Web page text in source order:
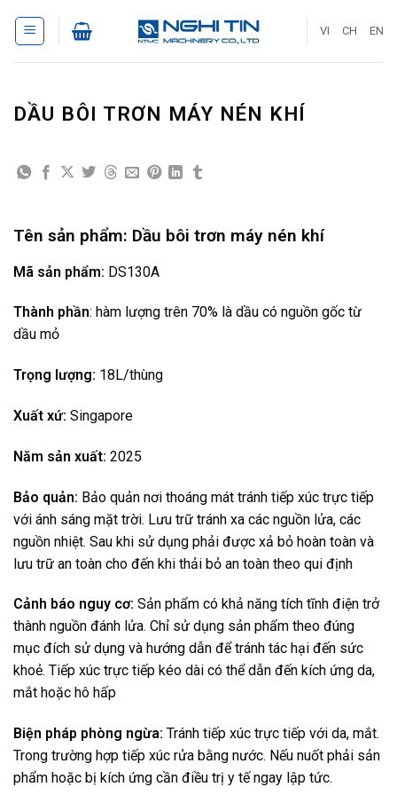
VI CH EN
DẦU BÔI TRƠN MÁY NÉN KHÍ
Tên sản phẩm: Dầu bôi trơn máy nén khí
Mã sản phẩm: DS130A
Thành phần: hàm lượng trên 70% là dầu có nguồn gốc từ
dầu mỏ
Trọng lượng: 18L/thùng
Xuất xứ: Singapore
Năm sản xuất: 2025
Bảo quản: Bảo quản nơi thoáng mát tránh tiếp xúc trực tiếp
với ánh sáng mặt trời. Lưu trữ tránh xa các nguồn lửa, các
nguồn nhiệt. Sau khi sử dụng phải được xả bỏ hoàn toàn và
lưu trữ an toàn cho đến khi thải bỏ an toàn theo qui định
Cảnh báo nguy cơ: Sản phẩm có khả năng tích tĩnh điện trở
thành nguồn đánh lửa. Chỉ sử dụng sản phẩm theo đúng
mục đích sử dụng và hướng dẫn để tránh tác hại đến sức
khoẻ. Tiếp xúc trực tiếp kéo dài có thể dẫn đến kích ứng da,
mắt hoặc hô hấp
Biện pháp phòng ngừa: Tránh tiếp xúc trực tiếp với da, mắt.
Trong trường hợp tiếp xúc rửa bằng nước. Nếu nuốt phải sản
phẩm hoặc bị kích ứng cần điều trị y tế ngay lập tức.